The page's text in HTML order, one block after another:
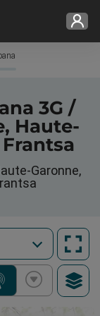
3G /
Haute-
Garonne,